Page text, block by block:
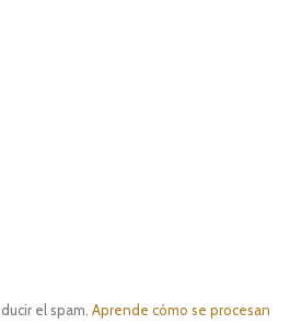
el spam.Aprende cómo se procesan